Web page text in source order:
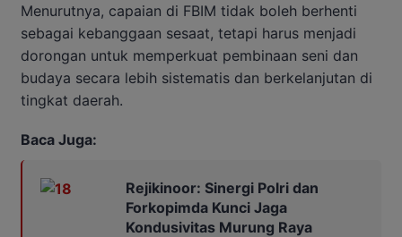
Menurutnya, capaian di FBIM tidak boleh berhenti
sebagai kebanggaan sesaat, tetapi harus menjadi
dorongan untuk memperkuat pembinaan seni dan
budaya secara lebih sistematis dan berkelanjutan di
tingkat daerah.
Baca Juga:
Rejikinoor: Sinergi Polri dan
Forkopimda Kunci Jaga
Kondusivitas Murung Raya